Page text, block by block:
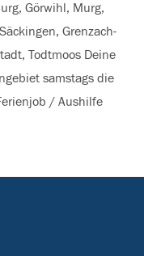
der
Region
Hochrhein
Görwihl, Murg,
Grenzach-
Todtmoos Deine
samstags die
/ Aushilfe